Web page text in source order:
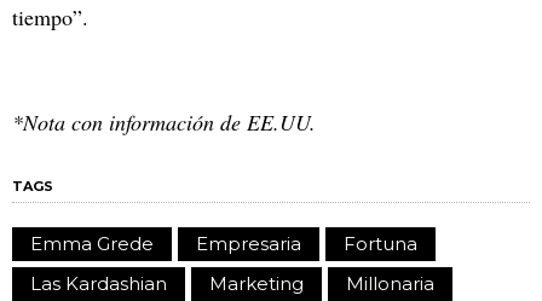
tiempo”.
*Nota con información de EE.UU.
TAGS
Emma Grede Empresaria
Fortuna
Las Kardashian
Marketing
Millonaria